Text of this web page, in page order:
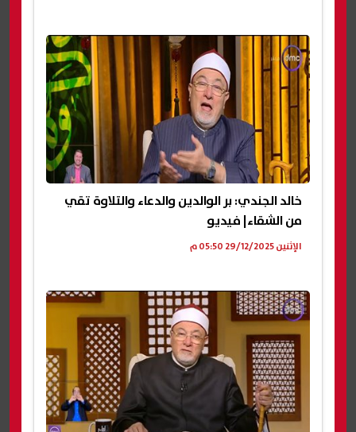
خالد الجندي: بر الوالدين والدعاء والتلاوة تقي
من الشقاء| فيديو
الإثنين 29/12/2025 05:50 م